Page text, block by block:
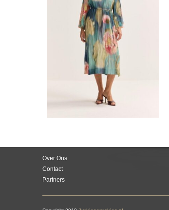
Over Ons
Contact
Partners